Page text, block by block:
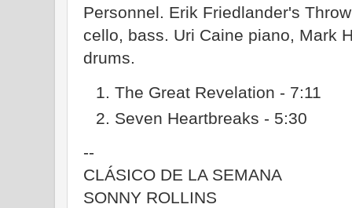
Personnel. Erik Friedlander's
cello, bass. Uri Caine piano, Mark
drums.
The Great Revelation - 7:11
Seven Heartbreaks - 5:30
--
CLÁSICO DE LA SEMANA
SONNY ROLLINS